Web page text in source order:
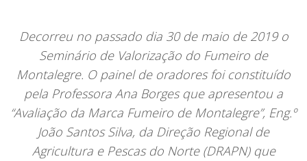
Decorreu no passado dia 30 de maio de 2019 o
Seminário de Valorização do Fumeiro de
Montalegre. O painel de oradores foi constituído
pela Professora Ana Borges que apresentou a
“Avaliação da Marca Fumeiro de Montalegre”, Eng.º
João Santos Silva, da Direção Regional de
Agricultura e Pescas do Norte (DRAPN) que